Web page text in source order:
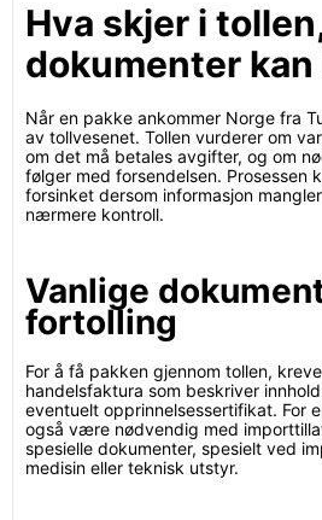
Hva skjer i
dokumenter kan
Når en pakke ankommer Norge fra
av tollvesenet. Tollen vurderer om
om det må betales avgifter, og om
følger med forsendelsen. Prosessen
forsinket dersom informasjon
nærmere kontroll.
Vanlige
fortolling
For å få pakken gjennom tollen,
handelsfaktura som beskriver
eventuelt opprinnelsessertifikat. For
også være nødvendig med
spesielle dokumenter, spesielt ved
medisin eller teknisk utstyr.